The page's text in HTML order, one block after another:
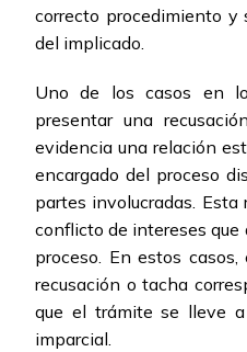
correcto procedimiento y
del implicado.
Uno de los casos en
presentar una
evidencia una relación
encargado del proceso
partes involucradas. Esta
conflicto de intereses
proceso. En estos
recusación o tacha
que el trámite se lleve
imparcial.